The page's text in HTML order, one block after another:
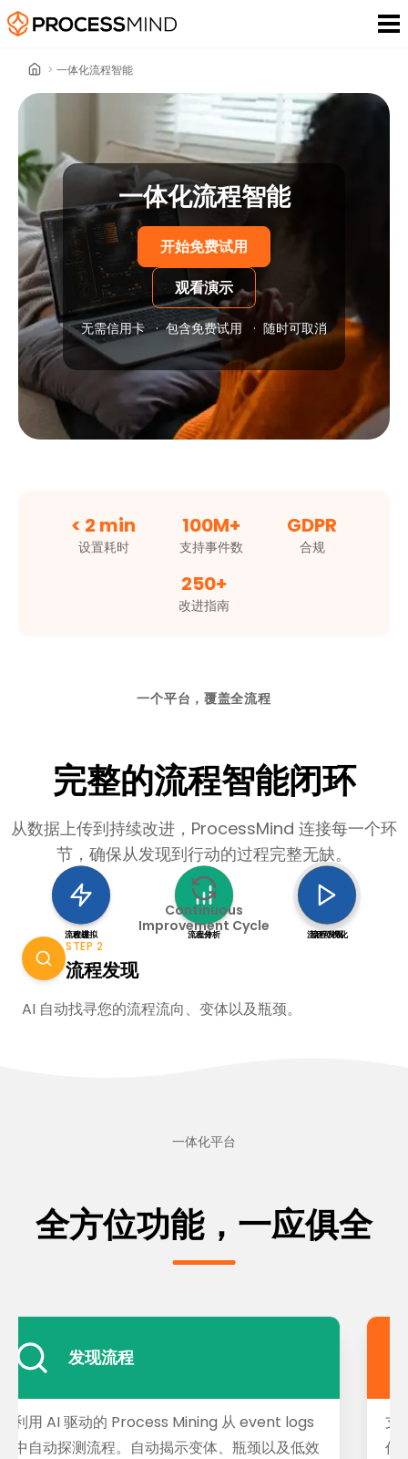
> 一体化流程智能
一体化流程智能
开始免费试用
观看演示
无需信用卡 · 包含免费试用 · 随时可取消
< 2 min
设置耗时
100M+
支持事件数
GDPR
合规
250+
改进指南
一个平台，覆盖全流程
完整的流程智能闭环
从数据上传到持续改进，ProcessMind 连接每一个环
节，确保从发现到行动的过程完整无缺。
上传 流程发现
流程可视化
流程分析
流程模拟
改进
Continuous
Improvement Cycle
STEP 2
流程发现
AI 自动找寻您的流程流向、变体以及瓶颈。
一体化平台
全方位功能，一应俱全
发现流程
利用 AI 驱动的 Process Mining 从 event logs
中自动探测流程。自动揭示变体、瓶颈以及低效
支
作